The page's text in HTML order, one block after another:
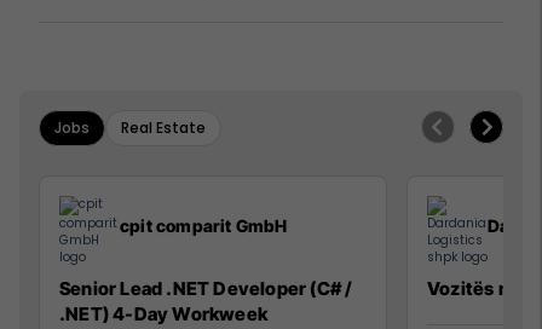
Jobs Real Estate
cpit comparit GmbH
Senior Lead .NET Developer (C# /
.NET) 4-Day Workweek
Vozitës me